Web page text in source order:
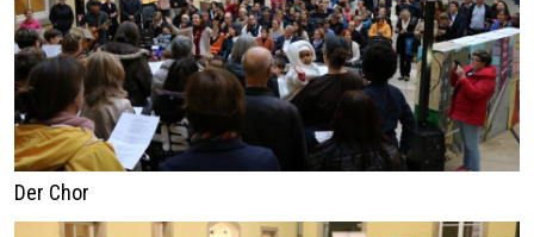
Der Chor